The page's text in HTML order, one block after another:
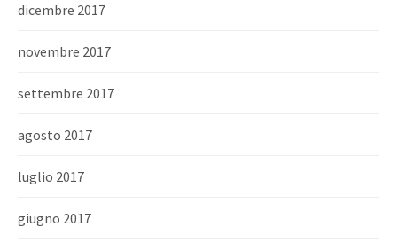
dicembre 2017
novembre 2017
settembre 2017
agosto 2017
luglio 2017
giugno 2017